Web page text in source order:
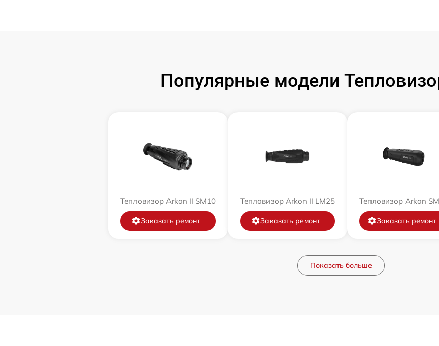
Популярные модели
Тепловизор Arkon II SM10
Заказать ремонт
Тепловизор Arkon II LM25
Заказать ремонт
Тепловизор Arkon
Заказать ремонт
Показать больше